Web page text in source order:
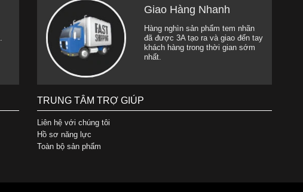
Giao Hàng Nhanh
Hàng nghìn sản phẩm tem nhãn
đã được 3A tạo ra và giao đến tay
khách hàng trong thời gian sớm
nhất.
TRUNG TÂM TRỢ GIÚP
Liên hệ với chúng tôi
Hồ sơ năng lực
Toàn bộ sản phẩm